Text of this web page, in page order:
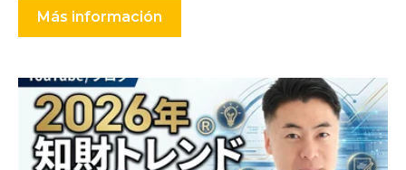
Más información